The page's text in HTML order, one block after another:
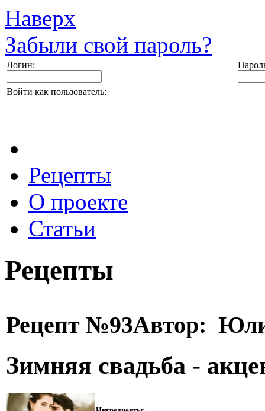
Наверх
Забыли свой пароль?
Логин:
Войти как пользователь:
Рецепты
О проекте
Статьи
Рецепты
Рецепт №93Автор:
Зимняя свадьба -